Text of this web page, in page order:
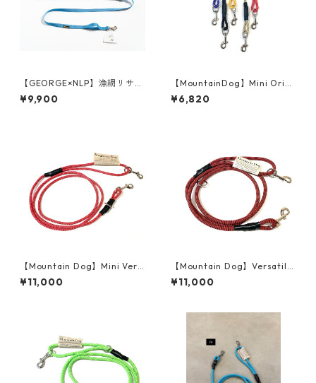
【GEORGE×NLP】漁網リサイ
クル ナイロンショルダーリー
ド
¥9,900
【MountainDog】Mini Origi
nal Clip Lead
¥6,820
【Mountain Dog】Mini Vers
atile
¥11,000
【Mountain Dog】Versatile
①〜⑪
¥11,000